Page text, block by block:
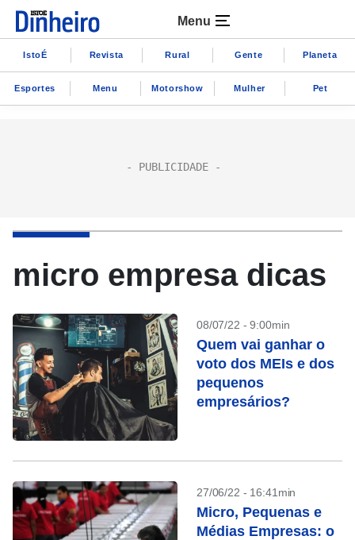
Menu
IstoÉ Revista Rural Gente Planeta
Esportes Menu Motorshow Mulher Pet
micro empresa dicas
08/07/22 - 9:00min
Quem vai ganhar o
voto dos MEIs e dos
pequenos
empresários?
27/06/22 - 16:41min
Micro, Pequenas e
Médias Empresas: o